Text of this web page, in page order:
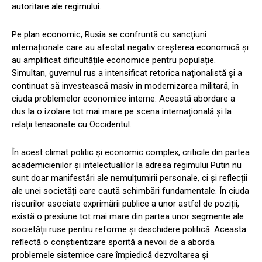
autoritare ale regimului.
Pe plan economic, Rusia se confruntă cu sancțiuni
internaționale care au afectat negativ creșterea economică și
au amplificat dificultățile economice pentru populație.
Simultan, guvernul rus a intensificat retorica naționalistă și a
continuat să investească masiv în modernizarea militară, în
ciuda problemelor economice interne. Această abordare a
dus la o izolare tot mai mare pe scena internațională și la
relații tensionate cu Occidentul.
În acest climat politic și economic complex, criticile din partea
academicienilor și intelectualilor la adresa regimului Putin nu
sunt doar manifestări ale nemulțumirii personale, ci și reflecții
ale unei societăți care caută schimbări fundamentale. În ciuda
riscurilor asociate exprimării publice a unor astfel de poziții,
există o presiune tot mai mare din partea unor segmente ale
societății ruse pentru reforme și deschidere politică. Aceasta
reflectă o conștientizare sporită a nevoii de a aborda
problemele sistemice care împiedică dezvoltarea și